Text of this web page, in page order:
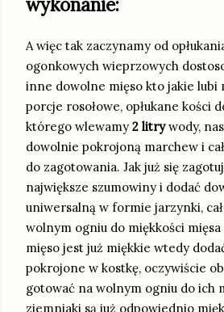
A więc tak zaczynamy od
ogonkowych wieprzowych
inne dowolne mięso kto jakie lubi
porcje rosołowe, opłukane kości
którego wlewamy 2 litrywody,
dowolnie pokrojoną marchew i
do zagotowania. Jak już się
największe szumowiny i dodać
uniwersalną w formie jarzynki,
wolnym ogniu do miękkości
mięso jest już miękkie wtedy
pokrojone w kostkę, oczywiście
gotować na wolnym ogniu do ich
ziemniaki są już odpowiednio